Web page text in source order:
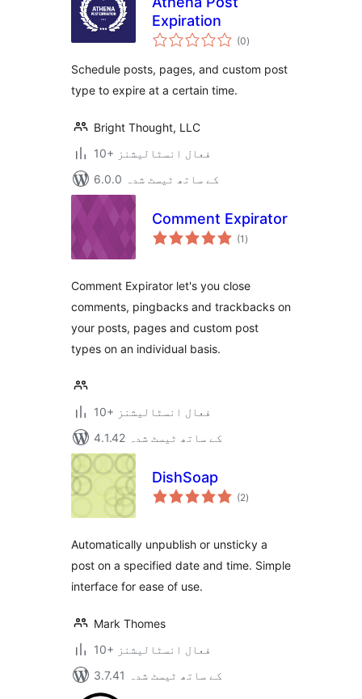
Expiration
(0مجموعی
درجہ
)
Schedule posts, pages, and custom post
type to expire at a certain time.
Bright Thought, LLC
10+ فعال انسٹالیشنز
6.0.0 کے ساتھ ٹیسٹ شدہ
Comment Expirator
(1 مجموعی
درجہ
)
Comment Expirator let's you close
comments, pingbacks and trackbacks on
your posts, pages and custom post
types on an individual basis.
10+ فعال انسٹالیشنز
4.1.42 کے ساتھ ٹیسٹ شدہ
DishSoap
(2مجموعی
درجہ
)
Automatically unpublish or unsticky a
post on a specified date and time. Simple
interface for ease of use.
Mark Thomes
10+ فعال انسٹالیشنز
3.7.41 کے ساتھ ٹیسٹ شدہ